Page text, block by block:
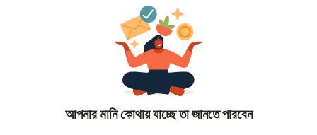
আপনার মানি কোথায় যাচ্ছে তা জানতে পারবেন